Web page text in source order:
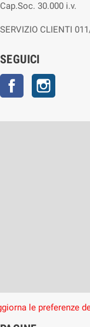
Cap.Soc. 30.000 i.v.
SERVIZIO CLIENTI
SEGUICI
Facebook
le preferenze